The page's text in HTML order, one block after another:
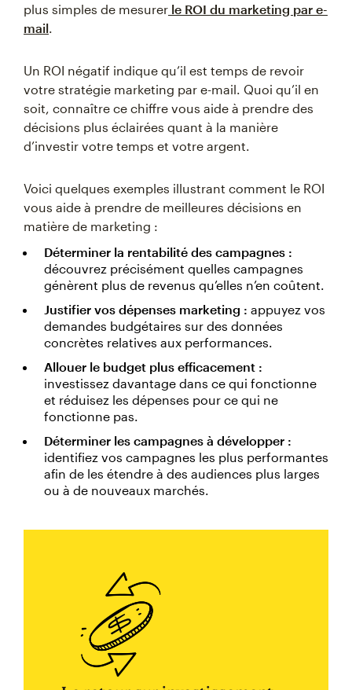
plus simples de mesurer le ROI du marketing par e-
mail.
Un ROI négatif indique qu’il est temps de revoir
votre stratégie marketing par e-mail. Quoi qu’il en
soit, connaître ce chiffre vous aide à prendre des
décisions plus éclairées quant à la manière
d’investir votre temps et votre argent.
Voici quelques exemples illustrant comment le ROI
vous aide à prendre de meilleures décisions en
matière de marketing :
Déterminer la rentabilité des campagnes :
découvrez précisément quelles campagnes
génèrent plus de revenus qu’elles n’en coûtent.
Justifier vos dépenses marketing : appuyez vos
demandes budgétaires sur des données
concrètes relatives aux performances.
Allouer le budget plus efficacement :
investissez davantage dans ce qui fonctionne
et réduisez les dépenses pour ce qui ne
fonctionne pas.
Déterminer les campagnes à développer :
identifiez vos campagnes les plus performantes
afin de les étendre à des audiences plus larges
ou à de nouveaux marchés.